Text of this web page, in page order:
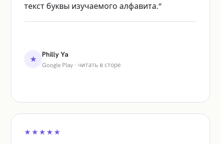
текст буквы изучаемого алфавита.”
★
Philly Ya
Google Play · читать в сторе
★★★★★